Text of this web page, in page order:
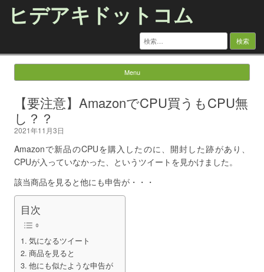
ヒデアキドットコム
検
索:
Menu
【要注意】AmazonでCPU買うもCPU無
し？？
2021年11月3日
Amazonで新品のCPUを購入したのに、開封した跡があり、
CPUが入っていなかった、というツイートを見かけました。
該当商品を見ると他にも申告が・・・
目次
気になるツイート
商品を見ると
他にも似たような申告が